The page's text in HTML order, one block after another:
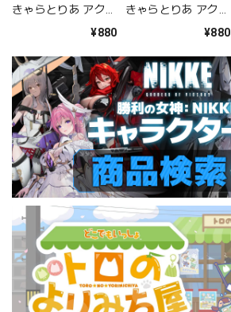
きゃらとりあ アクリ
¥880
きゃらとりあ アクリ
¥880